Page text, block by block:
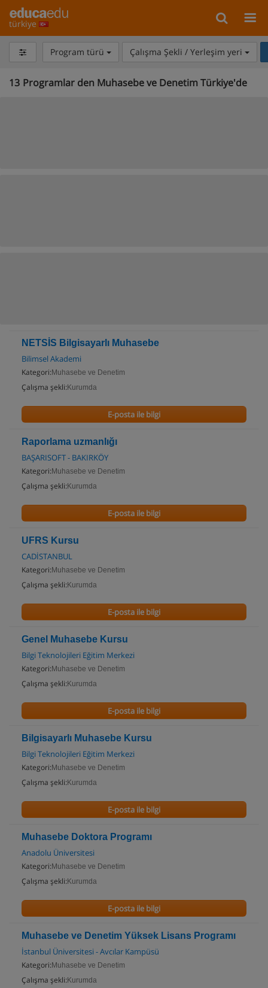
türkiye
Program türü Çalışma Şekli / Yerleşim yeri
13 Programlar den Muhasebe ve Denetim Türkiye'de
NETSİS Bilgisayarlı Muhasebe
Bilimsel Akademi
Kategori: Muhasebe ve Denetim
Çalışma şekli: Kurumda
E-posta ile bilgi
Raporlama uzmanlığı
BAŞARISOFT - BAKIRKÖY
Kategori: Muhasebe ve Denetim
Çalışma şekli: Kurumda
E-posta ile bilgi
UFRS Kursu
CADİSTANBUL
Kategori: Muhasebe ve Denetim
Çalışma şekli: Kurumda
E-posta ile bilgi
Genel Muhasebe Kursu
Bilgi Teknolojileri Eğitim Merkezi
Kategori: Muhasebe ve Denetim
Çalışma şekli: Kurumda
E-posta ile bilgi
Bilgisayarlı Muhasebe Kursu
Bilgi Teknolojileri Eğitim Merkezi
Kategori: Muhasebe ve Denetim
Çalışma şekli: Kurumda
E-posta ile bilgi
Muhasebe Doktora Programı
Anadolu Üniversitesi
Kategori: Muhasebe ve Denetim
Çalışma şekli: Kurumda
E-posta ile bilgi
Muhasebe ve Denetim Yüksek Lisans Programı
İstanbul Üniversitesi - Avcılar Kampüsü
Kategori: Muhasebe ve Denetim
Çalışma şekli: Kurumda